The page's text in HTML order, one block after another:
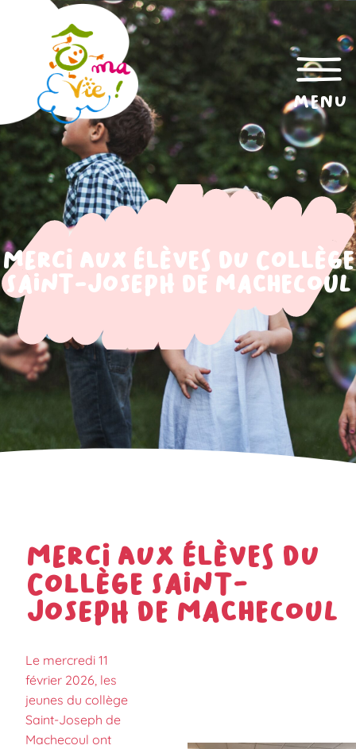
menu
Merci aux élèves du Collège
Saint-Joseph de Machecoul
Merci aux élèves du
Collège Saint-
Joseph de Machecoul
Le mercredi 11
février 2026, les
jeunes du collège
Saint-Joseph de
Machecoul ont